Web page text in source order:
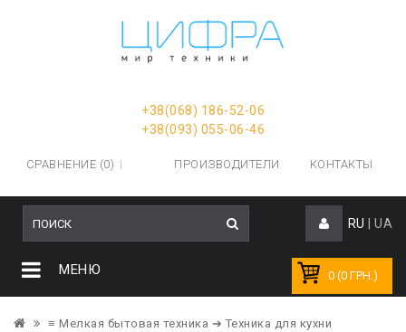
+38(068) 186-52-06
+38(093) 055-06-46
СРАВНЕНИЕ (0) ПРОИЗВОДИТЕЛИ КОНТАКТЫ
RU UA
0 (0 ГРН.)
МЕНЮ
≡ Мелкая бытовая техника ➔ Техника для кухни